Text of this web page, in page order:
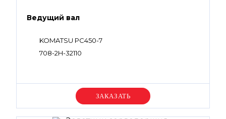
Ведущий вал
KOMATSU PC450-7
708-2H-32110
Уточняйте цену